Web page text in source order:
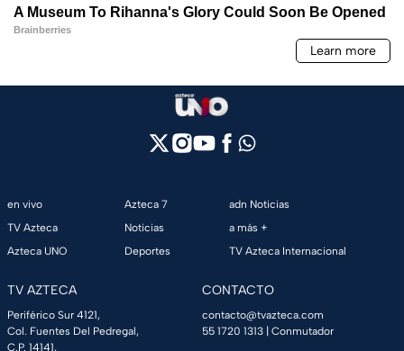
en vivo
TV Azteca
Azteca UNO
Azteca 7
Noticias
Deportes
adn Noticias
a más +
TV Azteca Internacional
TV AZTECA
Periférico Sur 4121,
Col. Fuentes Del Pedregal,
C.P. 14141,
CONTACTO
contacto@tvazteca.com
55 1720 1313 | Conmutador